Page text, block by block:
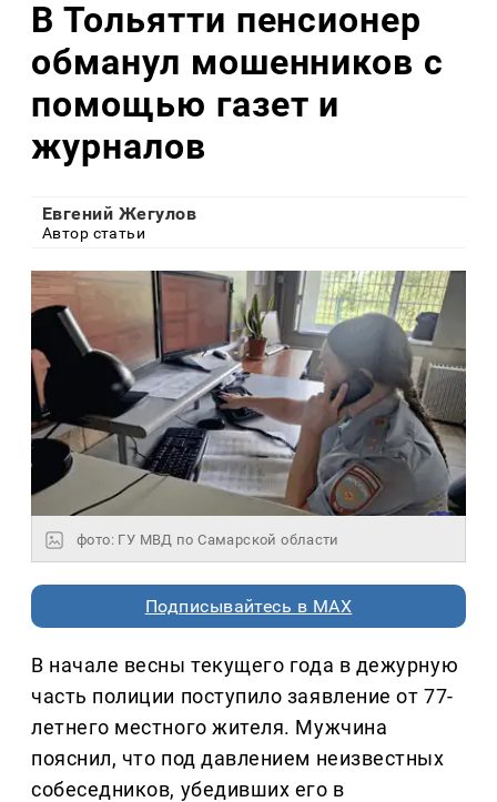
В Тольятти пенсионер
обманул мошенников с
помощью газет и
журналов
Евгений Жегулов
Автор статьи
фото: ГУ МВД по Самарской области
Подписывайтесь в MAX
В начале весны текущего года в дежурную
часть полиции поступило заявление от 77-
летнего местного жителя. Мужчина
пояснил, что под давлением неизвестных
собеседников, убедивших его в